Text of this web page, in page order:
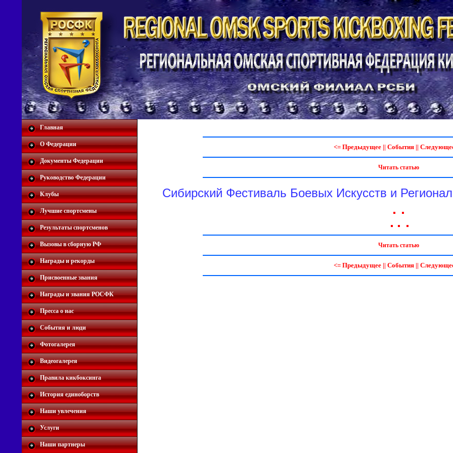
Главная
О Федерации
Документы Федерации
Руководство Федерации
Клубы
Лучшие спортсмены
Результаты спортсменов
Вызовы в сборную РФ
Награды и рекорды
Присвоенные звания
Награды и звания РОСФК
Пресса о нас
События и люди
Фотогалерея
Видеогалерея
Правила кикбоксинга
История единоборств
Наши увлечения
Услуги
Наши партнеры
<= Предыдущее || События ||
Читать статью
Сибирский Фестиваль Боевых Искусств и
Читать статью
<= Предыдущее || События ||